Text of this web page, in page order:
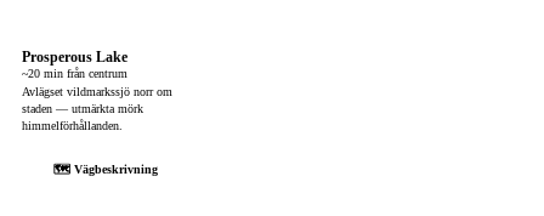
Prosperous Lake
~20 min från centrum
Avlägset vildmarkssjö norr om
staden — utmärkta mörk
himmelförhållanden.
🗺 Vägbeskrivning